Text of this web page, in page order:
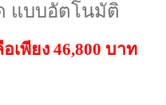
แบบอัตโนมัติ
เพียง 46,800 บาท